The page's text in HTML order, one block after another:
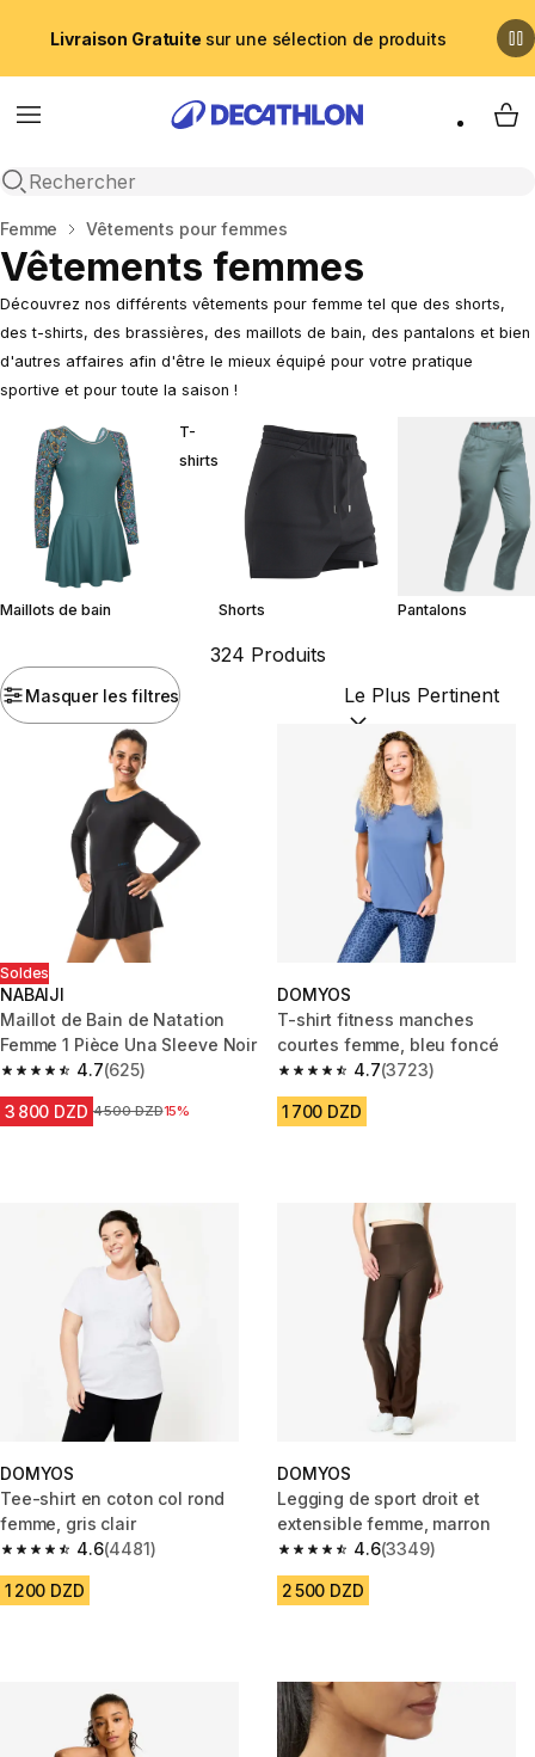
Livraison Gratuite sur une sélection de produits
Menu
Recherche ouverte
My
Accueil
Femme Vêtements pour femmes
Vêtements femmes
Découvrez nos différents vêtements pour femme tel que des shorts,
des t-shirts, des brassières, des maillots de bain, des pantalons et bien
d'autres affaires afin d'être le mieux équipé pour votre pratique
sportive et pour toute la saison !
Maillots de bain
T-
shirts
Shorts Pantalons
Masquer les filtres
324 Produits
Trier par :(optional)
Soldes
NABAIJI
Maillot de Bain de Natation
Femme 1 Pièce Una Sleeve Noir
4.7
4.7 out of 5 stars from 625 reviews
(625)
3 800 DZD Prix avant la réduction
4 500 DZD15%
DOMYOS
T-shirt fitness manches
courtes femme, bleu foncé
4.7
4.7 out of 5 stars from 3723
(3723)
1 700 DZD
DOMYOS
Tee-shirt en coton col rond
femme, gris clair
4.6
4.6 out of 5 stars from 4481 reviews
(4481)
1 200 DZD
DOMYOS
Legging de sport droit et
extensible femme, marron
4.6
4.6 out of 5 stars from 3349
(3349)
2 500 DZD